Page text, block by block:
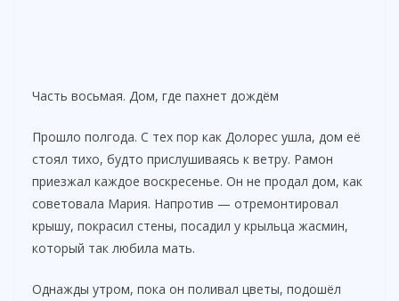
Часть восьмая. Дом, где пахнет дождём
Прошло полгода. С тех пор как Долорес ушла, дом её
стоял тихо, будто прислушиваясь к ветру. Рамон
приезжал каждое воскресенье. Он не продал дом, как
советовала Мария. Напротив — отремонтировал
крышу, покрасил стены, посадил у крыльца жасмин,
который так любила мать.
Однажды утром, пока он поливал цветы, подошёл